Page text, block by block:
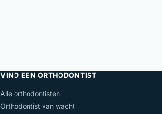
VIND EEN ORTHODONTIST
Alle orthodontisten
Orthodontist van wacht